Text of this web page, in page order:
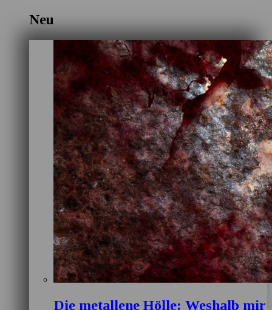
Neu
Die metallene Hölle: Weshalb mir